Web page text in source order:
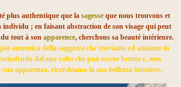
plus authentique que la sagesse que nous trouvons et
individu ; en faisant abstraction de son visage qui peut
tout à son apparence, cherchons sa beauté intérieure.
autentica della saggezza che troviamo ed amiamo in
dal suo volto che può essere brutto e, non
apparenza, ricerchiamo la sua bellezza interiore.